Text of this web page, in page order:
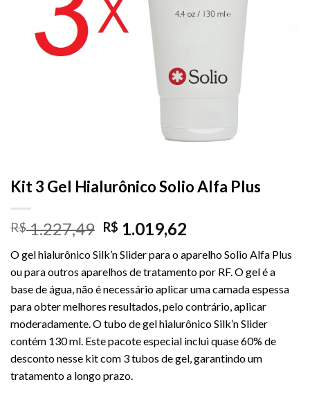
Kit 3 Gel Hialurônico Solio Alfa Plus
R$1.227,49 R$ 1.019,62
O gel hialurônico Silk’n Slider para o aparelho Solio Alfa Plus
ou para outros aparelhos de tratamento por RF. O gel é a
base de água, não é necessário aplicar uma camada espessa
para obter melhores resultados, pelo contrário, aplicar
moderadamente. O tubo de gel hialurônico Silk’n Slider
contém 130 ml. Este pacote especial inclui quase 60% de
desconto nesse kit com 3 tubos de gel, garantindo um
tratamento a longo prazo.